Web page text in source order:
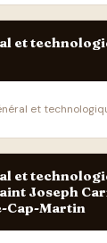
et
et
et
Joseph
Cap-Martin